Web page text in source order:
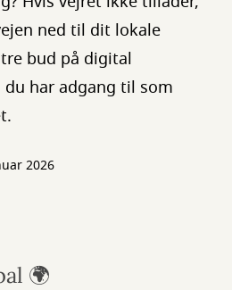
ned til dit lokale
bud på digital
har adgang til som
2026
🌍